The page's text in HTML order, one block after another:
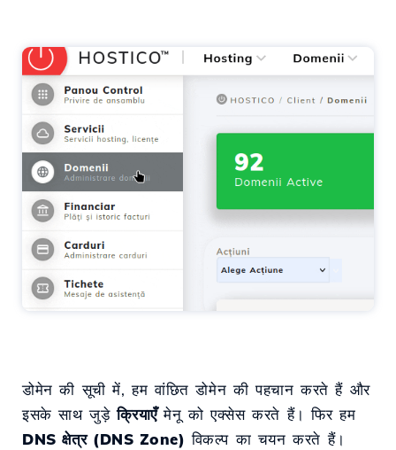
डोमेन की सूची में, हम वांछित डोमेन की पहचान करते हैं और
इसके साथ जुड़ेक्रियाएँमेनू को एक्सेस करते हैं। फिर हम
DNS क्षेत्र (DNS Zone) विकल्प का चयन करते हैं।